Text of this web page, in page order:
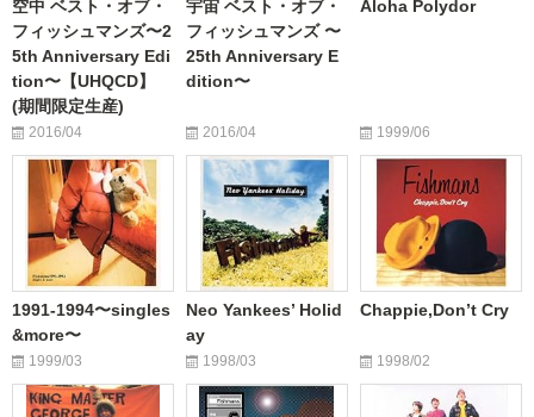
空中 ベスト・オブ・
フィッシュマンズ〜2
5th Anniversary Edi
tion〜【UHQCD】
(期間限定生産)
2016/04
宇宙 ベスト・オブ・
フィッシュマンズ 〜
25th Anniversary E
dition〜
2016/04
Aloha Polydor
1999/06
1991-1994〜singles
&more〜
1999/03
Neo Yankees’ Holid
ay
1998/03
Chappie,Don’t Cry
1998/02